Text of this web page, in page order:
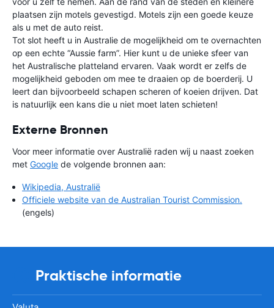
plaatsen zijn motels gevestigd. Motels zijn een goede keuze
als u met de auto reist.
Tot slot heeft u in Australie de mogelijkheid om te overnachten
op een echte “Aussie farm”. Hier kunt u de unieke sfeer van
het Australische platteland ervaren. Vaak wordt er zelfs de
mogelijkheid geboden om mee te draaien op de boerderij. U
leert dan bijvoorbeeld schapen scheren of koeien drijven. Dat
is natuurlijk een kans die u niet moet laten schieten!
Externe Bronnen
Voor meer informatie over Australië raden wij u naast zoeken
met Google de volgende bronnen aan:
Wikipedia, Australië
Officiele website van de Australian Tourist Commission.
(engels)
Praktische informatie